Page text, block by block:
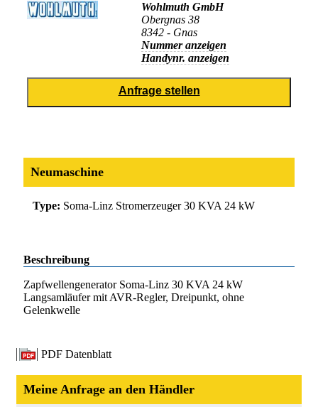
Wohlmuth GmbH
Obergnas 38
8342 - Gnas
Nummer anzeigen
Handynr. anzeigen
Neumaschine
Type: Soma-Linz Stromerzeuger 30 KVA 24 kW
Beschreibung
Zapfwellengenerator Soma-Linz 30 KVA 24 kW
Langsamläufer mit AVR-Regler, Dreipunkt, ohne
Gelenkwelle
PDF Datenblatt
Meine Anfrage an den Händler